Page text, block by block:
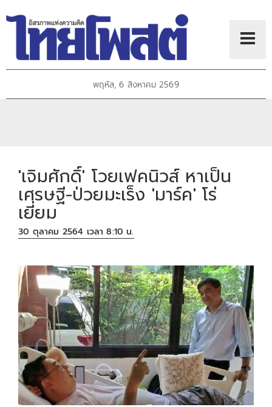
พฤหัส, 6 สิงหาคม 2569
'เจิมศักดิ์' โวยเฟคนิวส์ หาเป็น
เศรษฐี-ป่วยมะเร็ง 'มาร์ค' โร่
เยี่ยม
30 ตุลาคม 2564 เวลา 8:10 น.